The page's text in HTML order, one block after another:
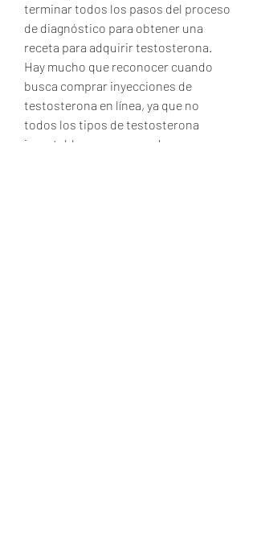
terminar todos los pasos del proceso
de diagnóstico para obtener una
receta para adquirir testosterona.
Hay mucho que reconocer cuando
busca comprar inyecciones de
testosterona en línea, ya que no
todos los tipos de testosterona
inyectable son seguros de usar.